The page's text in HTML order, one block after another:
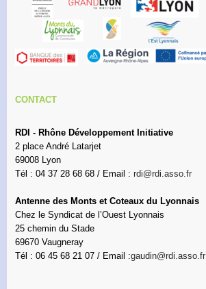
CONTACT
RDI - Rhône Développement Initiative
2 place André Latarjet
69008 Lyon
Tél : 04 37 28 68 68 / Email : rdi@rdi.asso.fr
Antenne des Monts et Coteaux du Lyonnais
Chez le Syndicat de l’Ouest Lyonnais
25 chemin du Stade
69670 Vaugneray
Tél : 06 45 68 21 07 / Email :gaudin@rdi.asso.fr